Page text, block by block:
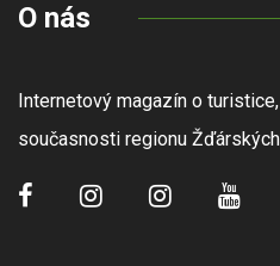
O nás
Internetový magazín o
současnosti regionu